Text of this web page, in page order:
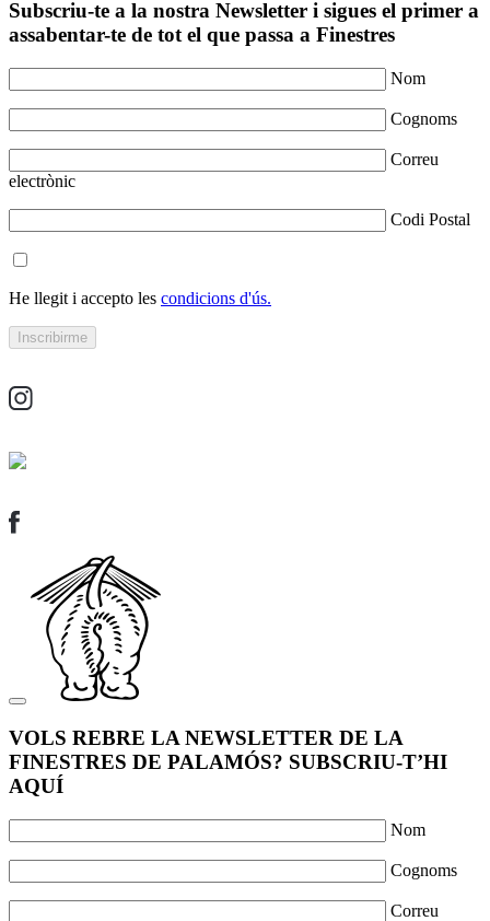
Subscriu-te a la nostra Newsletter i sigues el primer a
assabentar-te de tot el que passa a Finestres
Nom
Cognoms
Correu
electrònic
Codi Postal
He llegit i accepto les condicions d'ús.
VOLS REBRE LA NEWSLETTER DE LA
FINESTRES DE PALAMÓS? SUBSCRIU-T’HI
AQUÍ
Nom
Cognoms
Correu